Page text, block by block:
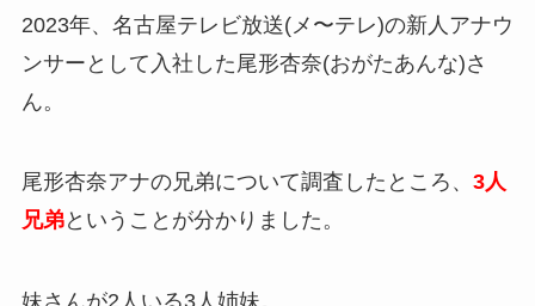
2023年、名古屋テレビ放送(メ〜テレ)の新人アナウ
ンサーとして入社した尾形杏奈(おがたあんな)さ
ん。
尾形杏奈アナの兄弟について調査したところ、 3人
兄弟ということが分かりました。